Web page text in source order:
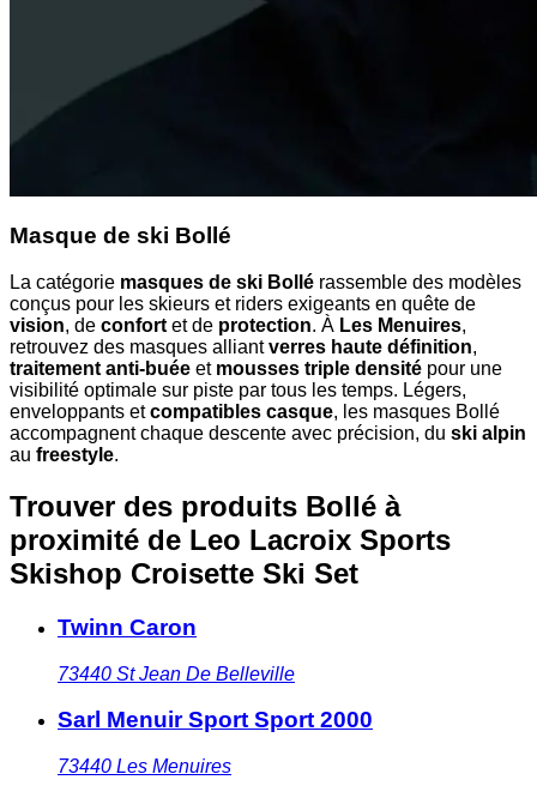
Masque de ski Bollé
La catégorie masques de ski Bollé rassemble des modèles
conçus pour les skieurs et riders exigeants en quête de
vision, de confort et de protection. À Les Menuires,
retrouvez des masques alliantverres haute définition,
traitement anti-buée et mousses triple densité pour une
visibilité optimale sur piste par tous les temps. Légers,
enveloppants etcompatibles casque, les masques Bollé
accompagnent chaque descente avec précision, du ski alpin
au freestyle.
Trouver des produits Bollé à
proximité de Leo Lacroix Sports
Skishop Croisette Ski Set
Twinn Caron
73440 St Jean De Belleville
Sarl Menuir Sport Sport 2000
73440 Les Menuires